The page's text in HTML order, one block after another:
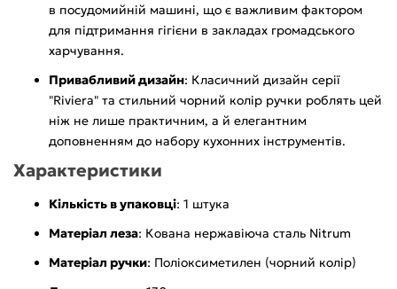
в посудомийній машині, що є важливим фактором
для підтримання гігієни в закладах громадського
харчування.
Привабливий дизайн: Класичний дизайн серії
"Riviera" та стильний чорний колір ручки роблять цей
ніж не лише практичним, а й елегантним
доповненням до набору кухонних інструментів.
Характеристики
Кількість в упаковці: 1 штука
Матеріал леза: Кована нержавіюча сталь Nitrum
Матеріал ручки: Поліоксиметилен (чорний колір)